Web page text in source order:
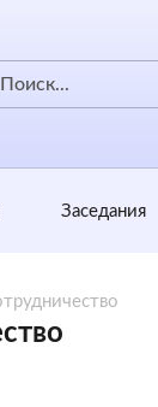
Заседания